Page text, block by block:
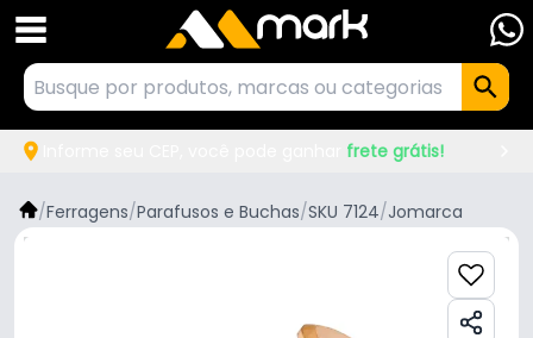
frete grátis!
/Ferragens/Parafusos e Buchas/SKU 7124/Jomarca